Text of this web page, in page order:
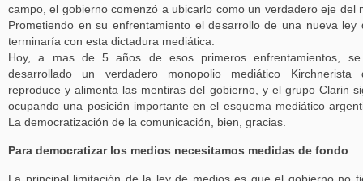
campo, el gobierno comenzó a ubicarlo como un verdadero eje del
Prometiendo en su enfrentamiento el desarrollo de una nueva ley
terminaría con esta dictadura mediática.
Hoy, a mas de 5 años de esos primeros enfrentamientos,
desarrollado un verdadero monopolio mediático Kirchnerista
reproduce y alimenta las mentiras del gobierno, y el grupo Clarin
ocupando una posición importante en el esquema mediático
La democratización de la comunicación, bien, gracias.
Para democratizar los medios necesitamos medidas de fondo